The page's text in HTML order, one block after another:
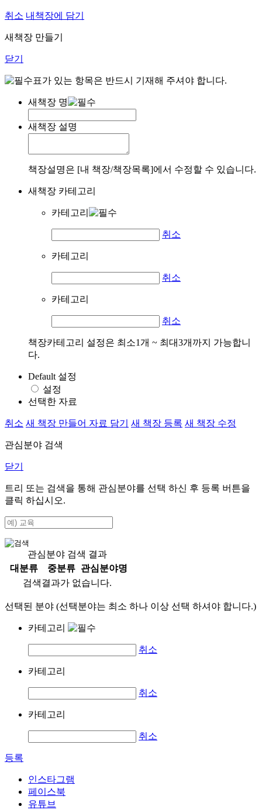
취소 내책장에 담기
새책장 만들기
닫기
표가 있는 항목은 반드시 기재해 주셔야 합니다.
새책장 명
새책장 설명
책장설명은 [내 책장/책장목록]에서 수정할 수 있습니다.
새책장 카테고리
카테고리
취소
카테고리
취소
카테고리
취소
책장카테고리 설정은 최소1개 ~ 최대3개까지 가능합니
다.
Default 설정
설정
선택한 자료
취소 새 책장 만들어 자료 담기 새 책장 등록 새 책장 수정
관심분야 검색
닫기
트리 또는 검색을 통해 관심분야를 선택 하신 후 등록 버튼을
클릭 하십시오.
관심분야 검색 결과
대분류
중분류
관심분야명
검색결과가 없습니다.
선택된 분야 (선택분야는 최소 하나 이상 선택 하셔야 합니다.)
카테고리
취소
카테고리
취소
카테고리
취소
등록
인스타그램
페이스북
유튜브